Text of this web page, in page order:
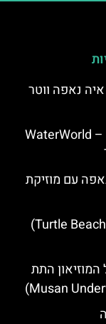
נאפה ווטר
פארק מים איה נאפה – ‪‪WaterWorld
עם מוזיקת
שייט אל חוף הצבים (Turtle Beach)
התת